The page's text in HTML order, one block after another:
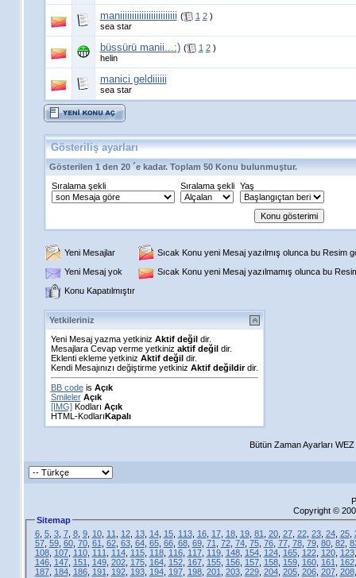
maniiiiiiiiiiiiiiiiiiiiiiii ( 1 2 )
sea star
büssürü manii...:) ( 1 2 )
helin
manici geldiiiiii
sea star
Gösteriliş ayarları
Gösterilen 1 den 20 ´e kadar. Toplam 50 Konu bulunmuştur.
Sıralama şekli
Sıralama şekli Yaş
Yeni Mesajlar
Sıcak Konu yeni Mesaj yazılmış olunca bu Resim
Yeni Mesaj yok
Sıcak Konu yeni Mesaj yazılmamış olunca bu
Konu Kapatılmıştır
Yetkileriniz
Yeni Mesaj yazma yetkiniz Aktif değildir.
Mesajlara Cevap verme yetkiniz aktif değildir.
Eklenti ekleme yetkiniz Aktif değildir.
Kendi Mesajınızı değiştirme yetkiniz Aktif değildirdir.
BB codeis Açık
Smileler Açık
[IMG]Kodları Açık
HTML-KodlarıKapalı
Bütün Zaman Ayarları
Copyright ©
Sitemap
6, 5, 3, 7, 8, 9, 10, 11 12, 13, 14, 15, 113, 16, 17, 18, 19, 81 20, 27, 22, 23, 24, 25,
57, 59, 60, 70, 61 62, 63, 64, 65, 66, 68, 69, 71 72, 74, 75, 76, 77, 78, 79, 80, 82,
108, 107, 110, 111 114, 115, 118, 116, 117, 119, 148, 154, 124, 165, 122, 120, 123
146, 147, 151 149, 202, 175, 164, 152, 167, 155, 156, 157, 158, 159, 160, 161 162
187, 184, 186, 191 192, 193, 194, 197, 198, 201 203, 229, 204, 205, 206, 207, 208